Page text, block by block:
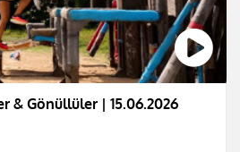
& Gönüllüler | 15.06.2026